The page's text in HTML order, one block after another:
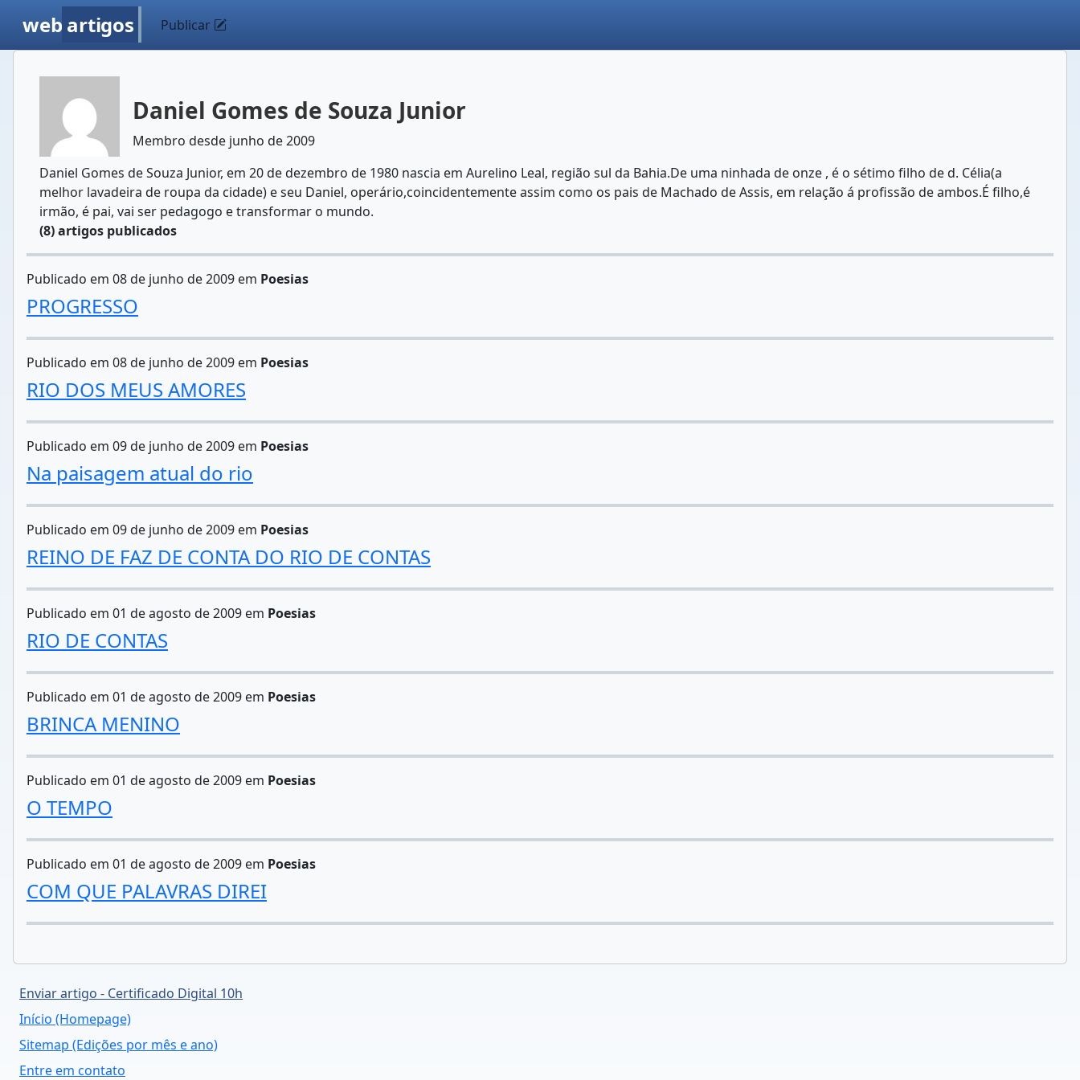
web artigos Publicar
Daniel Gomes de Souza Junior
Membro desde junho de 2009
Daniel Gomes de Souza Junior, em 20 de dezembro de 1980 nascia em Aurelino Leal, região sul da Bahia.De uma ninhada de onze , é o sétimo filho de d. Célia(a
melhor lavadeira de roupa da cidade) e seu Daniel, operário,coincidentemente assim como os pais de Machado de Assis, em relação á profissão de ambos.É filho,é
irmão, é pai, vai ser pedagogo e transformar o mundo.
(8) artigos publicados
Publicado em 08 de junho de 2009 em Poesias
PROGRESSO
Publicado em 08 de junho de 2009 em Poesias
RIO DOS MEUS AMORES
Publicado em 09 de junho de 2009 em Poesias
Na paisagem atual do rio
Publicado em 09 de junho de 2009 em Poesias
REINO DE FAZ DE CONTA DO RIO DE CONTAS
Publicado em 01 de agosto de 2009 em Poesias
RIO DE CONTAS
Publicado em 01 de agosto de 2009 em Poesias
BRINCA MENINO
Publicado em 01 de agosto de 2009 em Poesias
O TEMPO
Publicado em 01 de agosto de 2009 em Poesias
COM QUE PALAVRAS DIREI
Enviar artigo - Certificado Digital 10h
Início (Homepage)
Sitemap (Edições por mês e ano)
Entre em contato